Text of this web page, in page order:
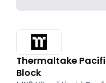
Thermaltake
Block